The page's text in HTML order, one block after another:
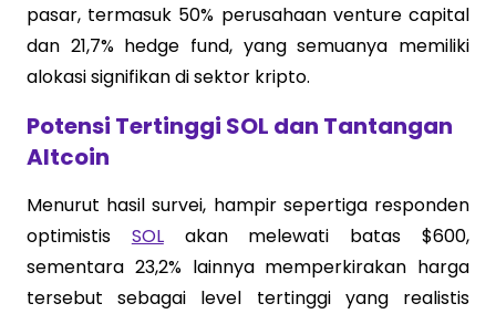
pasar, termasuk 50% perusahaan venture capital
dan 21,7% hedge fund, yang semuanya memiliki
alokasi signifikan di sektor kripto.
Potensi Tertinggi SOL dan Tantangan
Altcoin
Menurut hasil survei, hampir sepertiga responden
optimistis SOLakan melewati batas $600,
sementara 23,2% lainnya memperkirakan harga
tersebut sebagai level tertinggi yang realistis